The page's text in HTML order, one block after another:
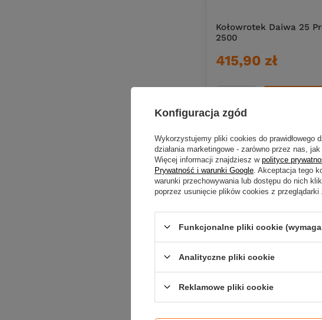
Kołowrotek Daiwa 25
2500
415,90 zł
Konfiguracja zgód
Wykorzystujemy pliki cookies do prawidłowego
działania marketingowe - zarówno przez nas,
Więcej informacji znajdziesz w polityce
Prywatność i warunki Google . Akceptacja tego
warunki przechowywania lub dostępu do nich
poprzez usunięcie plików cookies z przeglądarki
Funkcjonalne pliki cookie
Analityczne pliki cookie
Reklamowe pliki cookie